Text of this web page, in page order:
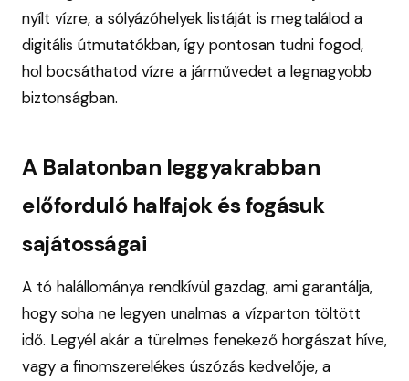
nyílt vízre, a sólyázóhelyek listáját is megtalálod a
digitális útmutatókban, így pontosan tudni fogod,
hol bocsáthatod vízre a járművedet a legnagyobb
biztonságban.
A Balatonban leggyakrabban
előforduló halfajok és fogásuk
sajátosságai
A tó halállománya rendkívül gazdag, ami garantálja,
hogy soha ne legyen unalmas a vízparton töltött
idő. Legyél akár a türelmes fenekező horgászat híve,
vagy a finomszerelékes úszózás kedvelője, a